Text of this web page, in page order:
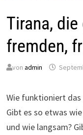
Tirana,
fremden,
von admin
Wie funktioniert das
Gibt es so etwas
und wie langsam?